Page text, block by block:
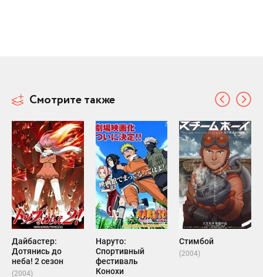
Смотрите также
Дайбастер:
Дотянись до
неба! 2 сезон
(2004)
Наруто:
Спортивный
фестиваль
Конохи
Стимбой
(2004)